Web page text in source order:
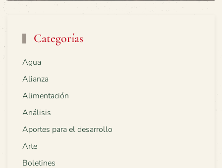
Categorías
Agua
Alianza
Alimentación
Análisis
Aportes para el desarrollo
Arte
Boletines